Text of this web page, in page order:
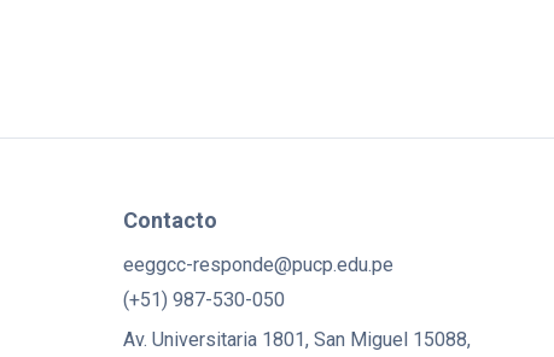
Contacto
eeggcc-responde@pucp.edu.pe
(+51) 987-530-050
Av. Universitaria 1801, San Miguel 15088,